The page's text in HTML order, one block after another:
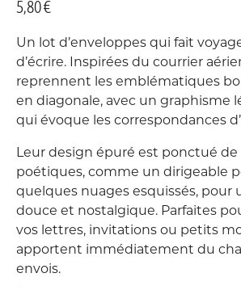
5,80€
Un lot d’enveloppes qui fait
d’écrire. Inspirées du courrier
reprennent les emblématiques
en diagonale, avec un graphisme
qui évoque les correspondances
Leur design épuré est ponctué
poétiques, comme un dirigeable
quelques nuages esquissés, pour
douce et nostalgique. Parfaites
vos lettres, invitations ou petits
apportent immédiatement du
envois.